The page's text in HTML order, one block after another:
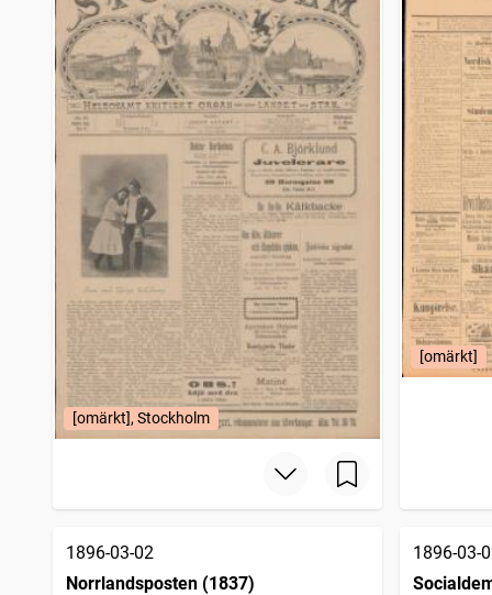
Hörbyposten centralskåne
13
träffar
Skåningen Eslövs tidning
13
träffar
Vestmanlands läns tidning
13
träffar
Helsingen (Söderhamn : 1882)
13
träffar
Norrbottens nyheter
13
träffar
Nya Wexjöbladet
13
träffar
Filipstads stads och bergslags tidning
12
Fyris
12
träffar
Jämtlands tidning (Östersund : 1895)
12
träffar
Sydhalland
12
träffar
Östgötakuriren (Vadstena : 1883)
12
träffar
Jämtlandsposten
12
träffar
Boråsposten
12
träffar
Söderköpings tidning (1895)
träffar
Motala tidning (1868)
12
träffar
Karlshamn
12
träffar
Eskilstunakuriren
12
träffar
Lund
12
12
Utkiken (Landskrona : 1880)
träffar
träffar
[omärkt], Stockholm
[omärkt]
1896-03-02
Norrlandsposten (1837)
1896-03-